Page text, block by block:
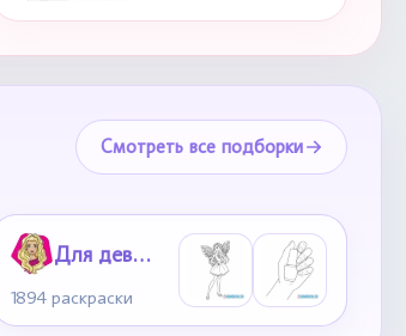
Смотреть все подборки
Для девочек
1894 раскраски